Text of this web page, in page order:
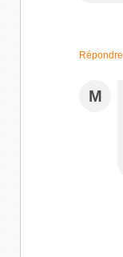
Répondre
M